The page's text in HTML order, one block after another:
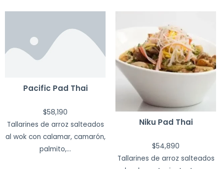
Pacific Pad Thai
$58,190
Tallarines de arroz salteados
al wok con calamar, camarón,
palmito,...
Niku Pad Thai
$54,890
Tallarines de arroz salteados